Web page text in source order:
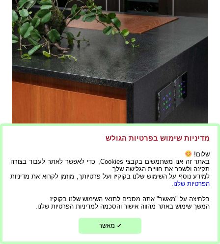
עיצוב פנים: מרחבים משובחים שמרים את הנשמה
מדיניות שימוש בפרטיות הגולש
שלום!
באתר זה אנו משתמשים בקבצי Cookies, כדי לאפשר לאתר לעבוד בצורה
תקינה ולשפר את חוויית הגלישה שלך.
למידע נוסף על השימוש שלנו בקוקיז ועל פרטיותך, מוזמן לקרוא את מדיניות
הפרטיות שלנו.
בלחיצה על "מאשר" אתה מסכים לתנאי השימוש שלנו בקוקיז.
המשך שימוש באתר מהווה אישור והסכמה למדיניות הפרטיות שלנו.
✔ מאשר